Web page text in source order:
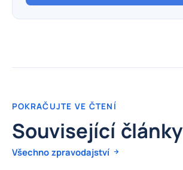
POKRAČUJTE VE ČTENÍ
Související články
Všechno zpravodajství